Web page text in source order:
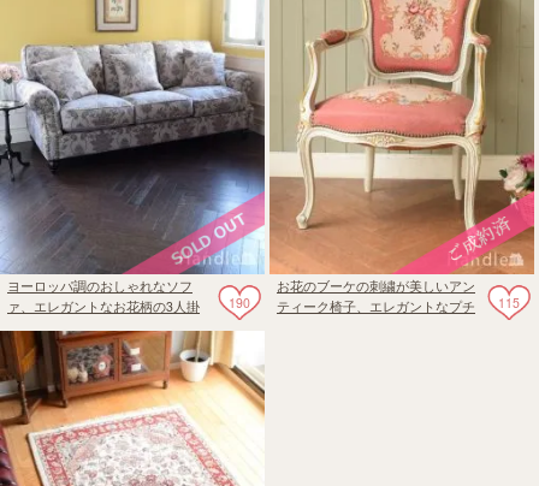
190
ヨーロッパ調のおしゃれなソフ
ァ、エレガントなお花柄の3人掛
115
お花のブーケの刺繍が美しいアン
ティーク椅子、エレガントなプチ